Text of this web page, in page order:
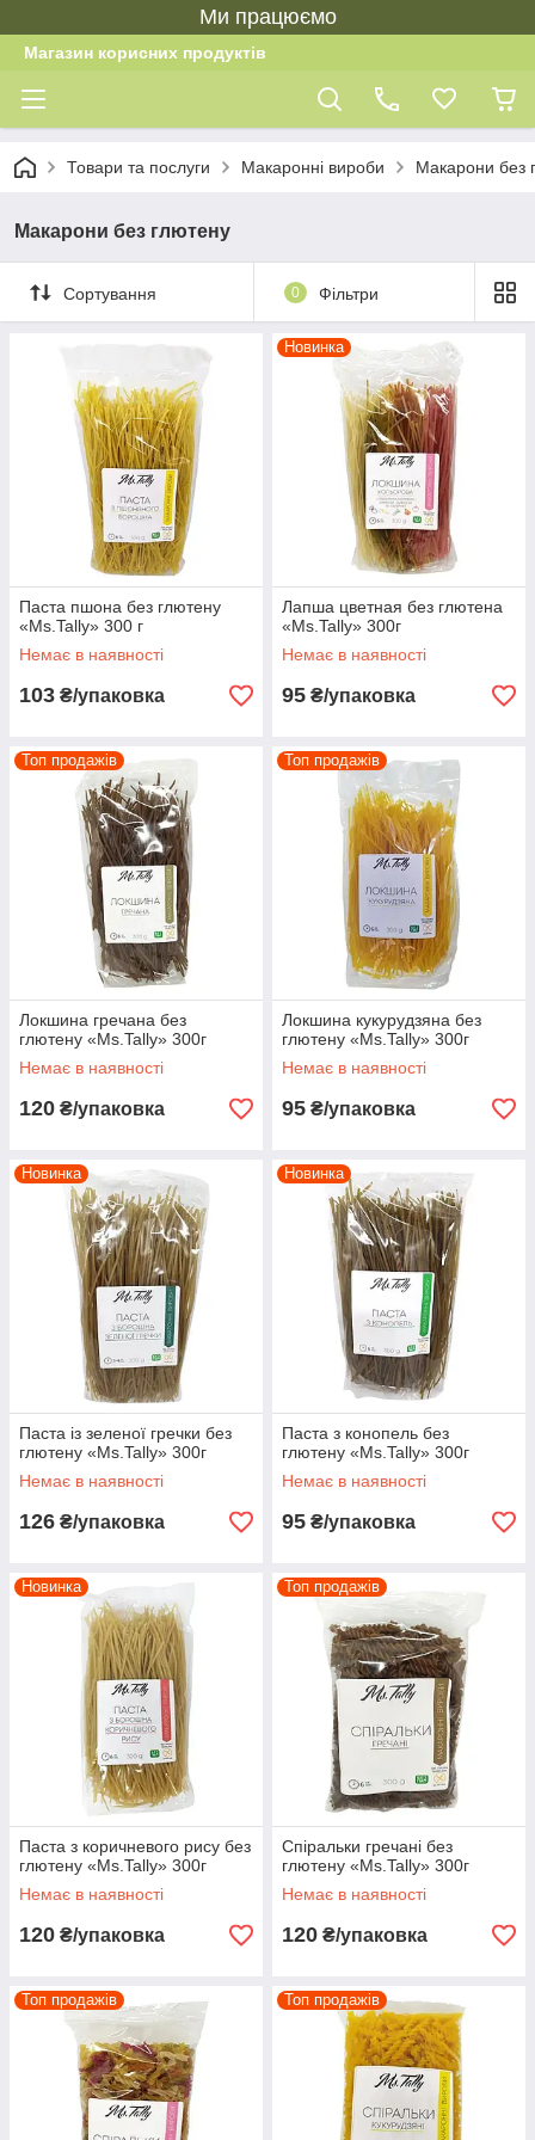
Ми працюємо
Магазин корисних продуктів
Товари та послуги Макаронні вироби Макарони без
Макарони без глютену
Сортування 0 Фільтри
Паста пшона без глютену
«Ms.Tally» 300 г
Немає в наявності
103 ₴/упаковка
Новинка
Лапша цветная без глютена
«Ms.Tally» 300г
Немає в наявності
95 ₴/упаковка
Топ продажів
Локшина гречана без
глютену «Ms.Tally» 300г
Немає в наявності
120 ₴/упаковка
Топ продажів
Локшина кукурудзяна без
глютену «Ms.Tally» 300г
Немає в наявності
95 ₴/упаковка
Новинка
Паста із зеленої гречки без
глютену «Ms.Tally» 300г
Немає в наявності
126 ₴/упаковка
Новинка
Паста з конопель без
глютену «Ms.Tally» 300г
Немає в наявності
95 ₴/упаковка
Новинка
Паста з коричневого рису без
глютену «Ms.Tally» 300г
Немає в наявності
120 ₴/упаковка
Топ продажів
Спіральки гречані без
глютену «Ms.Tally» 300г
Немає в наявності
120 ₴/упаковка
Топ продажів Топ продажів